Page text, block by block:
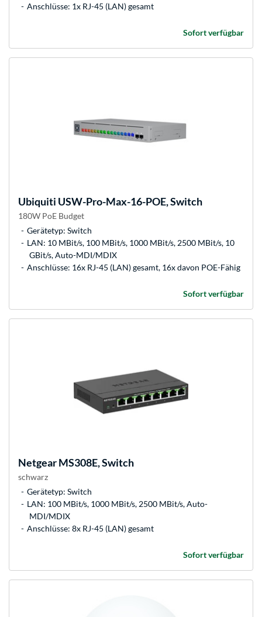
Anschlüsse: 1x RJ-45 (LAN) gesamt
Sofort verfügbar
Ubiquiti USW-Pro-Max-16-POE, Switch
180W PoE Budget
Gerätetyp: Switch
LAN: 10 MBit/s, 100 MBit/s, 1000 MBit/s, 2500 MBit/s, 10
GBit/s, Auto-MDI/MDIX
Anschlüsse: 16x RJ-45 (LAN) gesamt, 16x davon POE-Fähig
Sofort verfügbar
NetgearMS308E, Switch
schwarz
Gerätetyp: Switch
LAN: 100 MBit/s, 1000 MBit/s, 2500 MBit/s, Auto-
MDI/MDIX
Anschlüsse: 8x RJ-45 (LAN) gesamt
Sofort verfügbar